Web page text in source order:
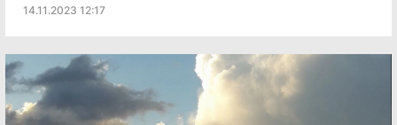
14.11.2023 12:17